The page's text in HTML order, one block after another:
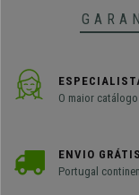
O maior
ENVIO
Portugal